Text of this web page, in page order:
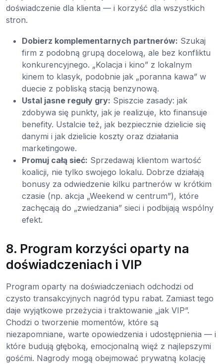
doświadczenie dla klienta — i korzyść dla wszystkich
stron.
Dobierz komplementarnych partnerów: Szukaj
firm z podobną grupą docelową, ale bez konfliktu
konkurencyjnego. „Kolacja i kino” z lokalnym
kinem to klasyk, podobnie jak „poranna kawa” w
duecie z pobliską stacją benzynową.
Ustal jasne reguły gry: Spiszcie zasady: jak
zdobywa się punkty, jak je realizuje, kto finansuje
benefity. Ustalcie też, jak bezpiecznie dzielicie się
danymi i jak dzielicie koszty oraz działania
marketingowe.
Promuj całą sieć: Sprzedawaj klientom wartość
koalicji, nie tylko swojego lokalu. Dobrze działają
bonusy za odwiedzenie kilku partnerów w krótkim
czasie (np. akcja „Weekend w centrum”), które
zachęcają do „zwiedzania” sieci i podbijają wspólny
efekt.
8. Program korzyści oparty na
doświadczeniach i VIP
Program oparty na doświadczeniach odchodzi od
czysto transakcyjnych nagród typu rabat. Zamiast tego
daje wyjątkowe przeżycia i traktowanie „jak VIP”.
Chodzi o tworzenie momentów, które są
niezapomniane, warte opowiedzenia i udostępnienia — i
które budują głęboką, emocjonalną więź z najlepszymi
gośćmi. Nagrody mogą obejmować prywatną kolację